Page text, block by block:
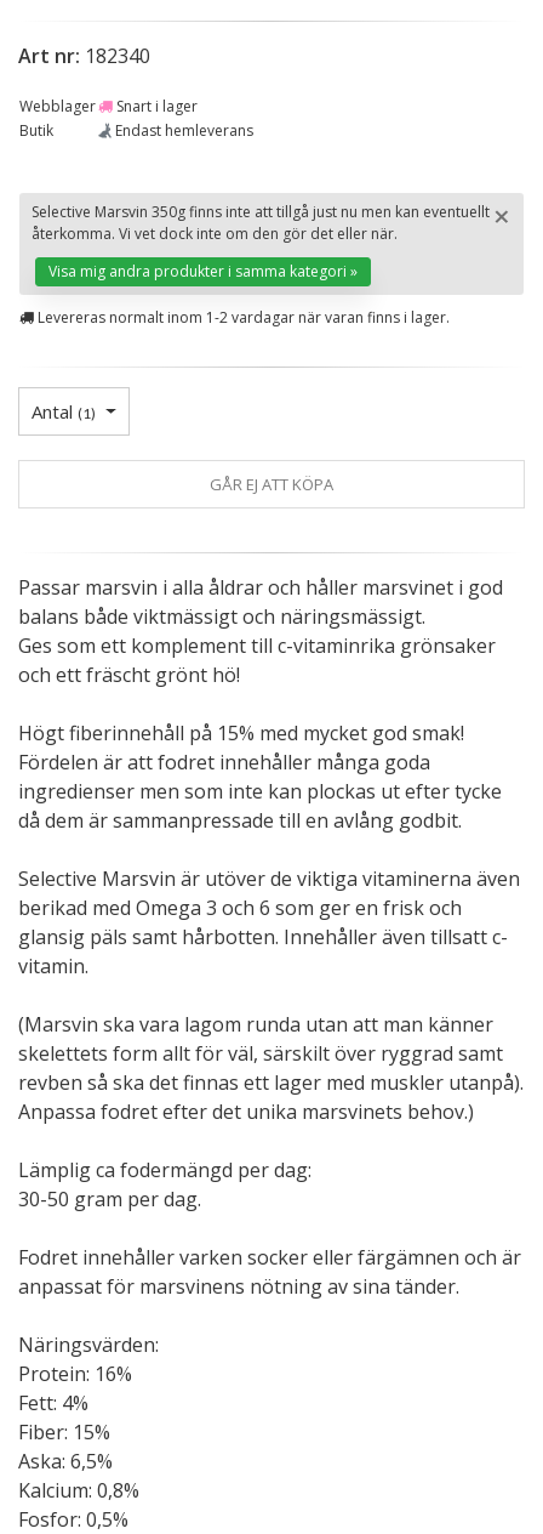
Art nr: 182340
Webblager
Snart i lager
Butik
Endast hemleverans
×
Selective Marsvin 350g finns inte att tillgå just nu men kan eventuellt
återkomma. Vi vet dock inte om den gör det eller när.
Visa mig andra produkter i samma kategori »
Levereras normalt inom 1-2 vardagar när varan finns i lager.
Antal (1)
GÅR EJ ATT KÖPA
Passar marsvin i alla åldrar och håller marsvinet i god
balans både viktmässigt och näringsmässigt.
Ges som ett komplement till c-vitaminrika grönsaker
och ett fräscht grönt hö!
Högt fiberinnehåll på 15% med mycket god smak!
Fördelen är att fodret innehåller många goda
ingredienser men som inte kan plockas ut efter tycke
då dem är sammanpressade till en avlång godbit.
Selective Marsvin är utöver de viktiga vitaminerna även
berikad med Omega 3 och 6 som ger en frisk och
glansig päls samt hårbotten. Innehåller även tillsatt c-
vitamin.
(Marsvin ska vara lagom runda utan att man känner
skelettets form allt för väl, särskilt över ryggrad samt
revben så ska det finnas ett lager med muskler utanpå).
Anpassa fodret efter det unika marsvinets behov.)
Lämplig ca fodermängd per dag:
30-50 gram per dag.
Fodret innehåller varken socker eller färgämnen och är
anpassat för marsvinens nötning av sina tänder.
Näringsvärden:
Protein: 16%
Fett: 4%
Fiber: 15%
Aska: 6,5%
Kalcium: 0,8%
Fosfor: 0,5%